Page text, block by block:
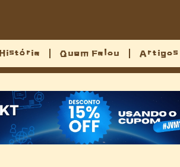
História Quem Falou Artigos